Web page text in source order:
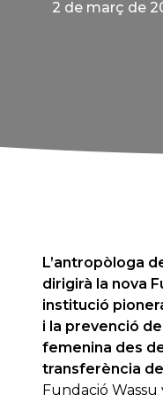
2 de març de
L’antropòloga
dirigirà la nova
institució
i la prevenció
femenina des
transferència
Fundació Wassu